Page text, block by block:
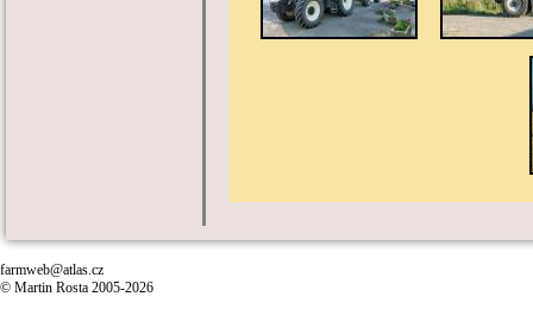
farmweb@atlas.cz
© Martin Rosta 2005-2026